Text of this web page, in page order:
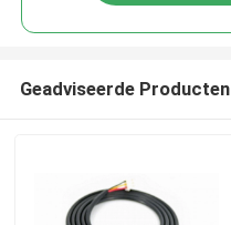
Geadviseerde Producten